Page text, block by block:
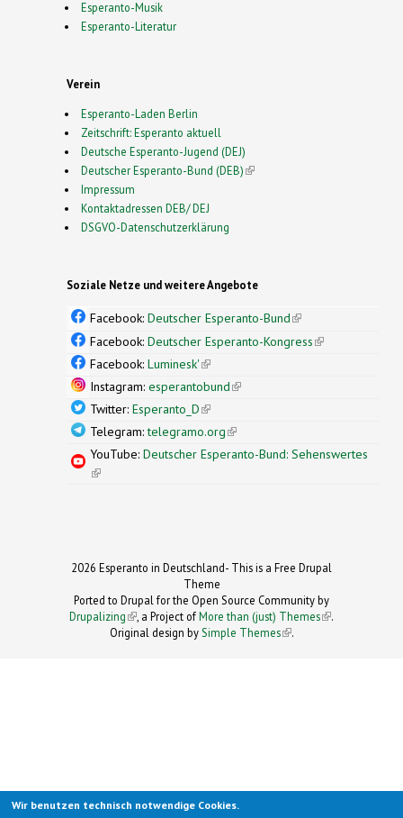
Esperanto-Musik
Esperanto-Literatur
Verein
Esperanto-Laden Berlin
Zeitschrift: Esperanto aktuell
Deutsche Esperanto-Jugend (DEJ)
Deutscher Esperanto-Bund (DEB)(link is external)
Impressum
Kontaktadressen DEB/ DEJ
DSGVO-Datenschutzerklärung
Soziale Netze und weitere Angebote
Facebook: Deutscher Esperanto-Bund(link is
external)
Facebook: Deutscher Esperanto-Kongress(link is
Facebook: Luminesk'(link is external)
Instagram: esperantobund(link is external)
Twitter: Esperanto_D(link is external)
Telegram:telegramo.org(link is external)
YouTube: Deutscher Esperanto-Bund: Sehenswertes
(link is external)
2026 Esperanto in Deutschland- This is a Free Drupal
Theme
Ported to Drupal for the Open Source Community by
Drupalizing(link is external)
, a Project ofMore than (just) Themes (link is
.
Original design by Simple Themes
(link is
.
Wir benutzen technisch notwendige Cookies.